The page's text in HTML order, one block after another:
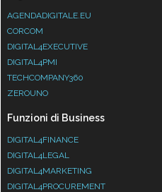
AGENDADIGITALE.EU
CORCOM
DIGITAL4EXECUTIVE
DIGITAL4PMI
TECHCOMPANY360
ZEROUNO
Funzioni di Business
DIGITAL4FINANCE
DIGITAL4LEGAL
DIGITAL4MARKETING
DIGITAL4PROCUREMENT